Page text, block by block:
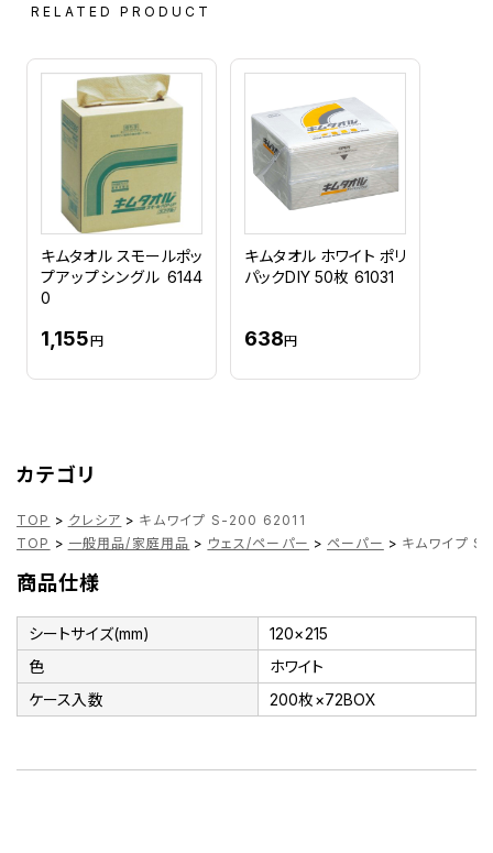
RELATED PRODUCT
キムタオル スモールポッ
プアップシングル 6144
0
1,155円
キムタオル ホワイト ポリ
パックDIY 50枚 61031
638円
カテゴリ
TOP > クレシア > キムワイプ S-200 62011
TOP > 一般用品/家庭用品 > ウェス/ペーパー > ペーパー > キムワイプ
商品仕様
シートサイズ(mm)
120×215
色
ホワイト
ケース入数
200枚×72BOX